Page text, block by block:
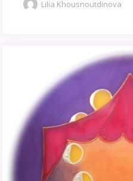
Lilia Khousnoutdinova